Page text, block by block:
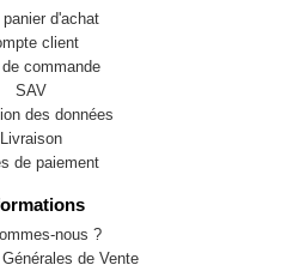
panier d'achat
client
commande
SAV
des données
Livraison
de paiement
nous ?
de Vente